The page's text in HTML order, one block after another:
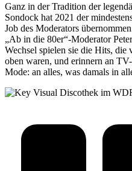
Ganz in der Tradition der
Sondock hat 2021 der
Job des Moderators
„Ab in die 80er“-Moderator
Wechsel spielen sie die Hits, die
oben waren, und erinnern an
Mode: an alles, was damals in